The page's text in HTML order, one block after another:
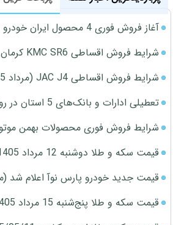
آغاز فروش فوری 4 محصول ایران خودرو در نمایندگی‌ها
شرایط فروش اقساطی KMC SR6 کرمان موتور اعلام شد
شرایط فروش اقساطی JAC J4 (مرداد 1405)
تعطیلی ادارات و بانک‌های 5 استان در روز چهارشنبه
شرایط فروش فوری محصولات بهمن موتور
قیمت سکه و طلا دوشنبه 12 مرداد 1405
قیمت جدید خودرو پارس نوآ اعلام شد (مرداد
قیمت سکه و طلا پنج‌شنبه 15 مرداد 1405